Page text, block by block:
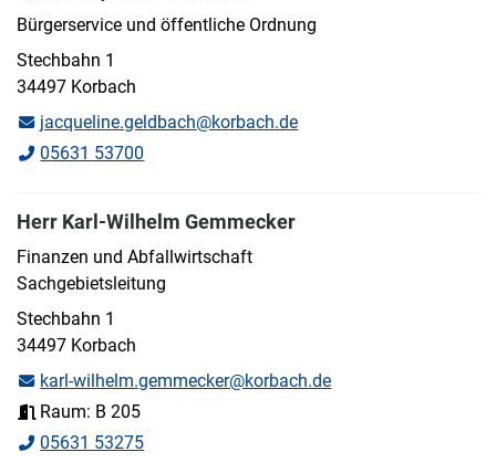
Bürgerservice und öffentliche Ordnung
Stechbahn 1
34497 Korbach
jacqueline.geldbach@korbach.de
05631 53700
Herr Karl-Wilhelm Gemmecker
Finanzen und Abfallwirtschaft
Sachgebietsleitung
Stechbahn 1
34497 Korbach
karl-wilhelm.gemmecker@korbach.de
Raum: B 205
05631 53275